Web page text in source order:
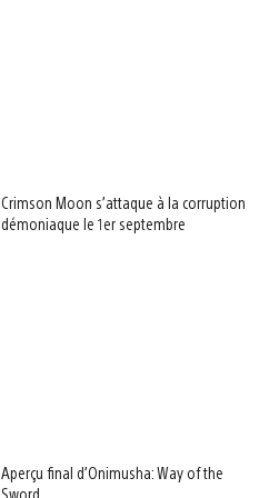
Crimson Moon s’attaque à la corruption
démoniaque le 1er septembre
Aperçu final d’Onimusha: Way of the
Sword